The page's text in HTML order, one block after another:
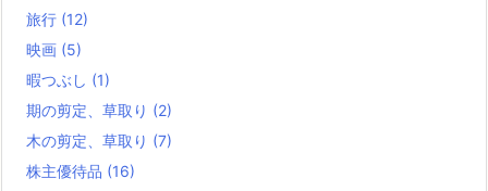
旅行 (12)
映画 (5)
暇つぶし (1)
期の剪定、草取り (2)
木の剪定、草取り (7)
株主優待品 (16)